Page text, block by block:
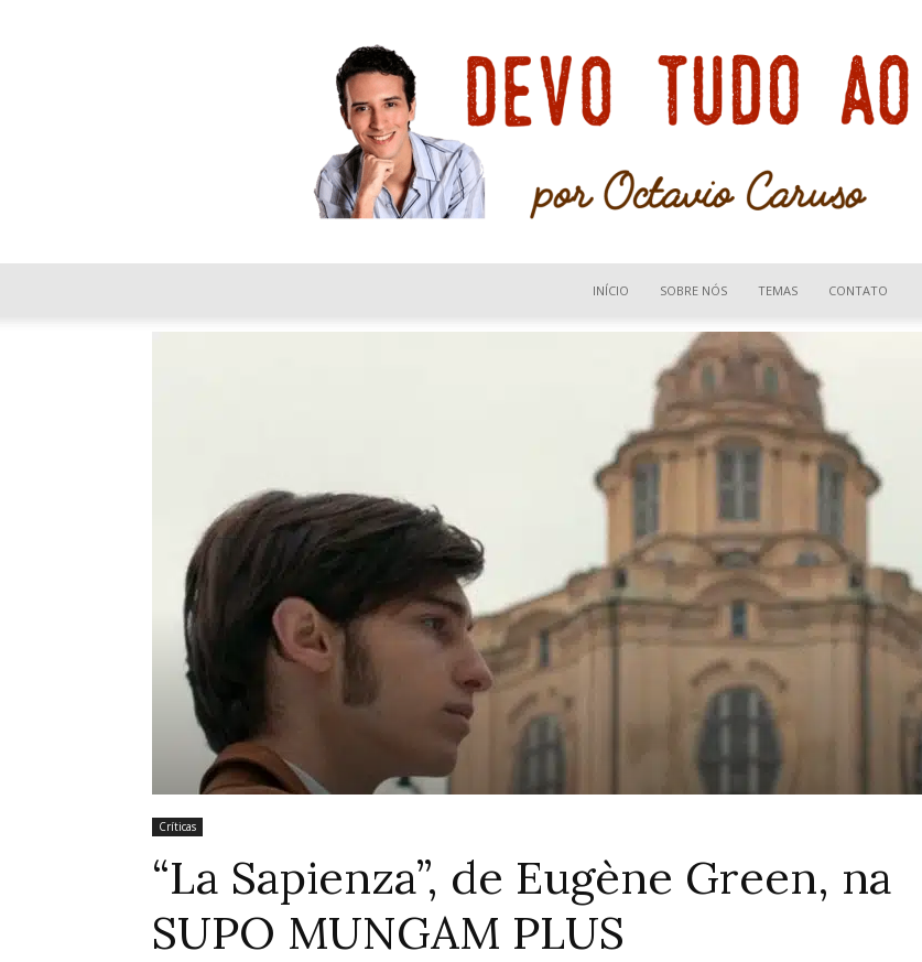
Devo
INÍCIO SOBRE NÓS TEMAS CONTATO
Críticas
“La Sapienza”, de Eugène Green, na
SUPO MUNGAM PLUS